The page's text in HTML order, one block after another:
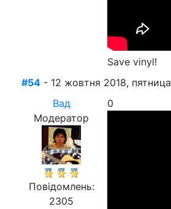
Save vinyl!
#54 - 12 жовтня 2018, пятница
Вад
Модератор
Повідомлень:
2305
0